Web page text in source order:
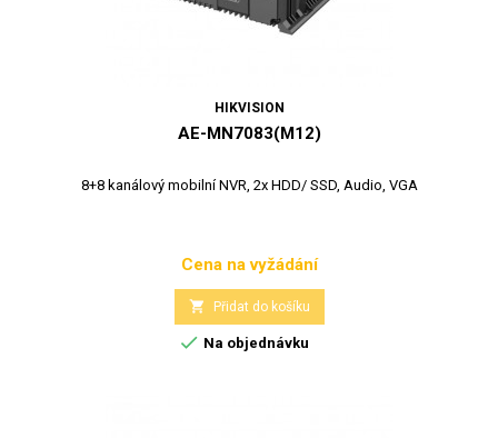
HIKVISION
AE-MN7083(M12)
8+8 kanálový mobilní NVR, 2x HDD/ SSD, Audio, VGA
Cena
Cena na vyžádání
 Přidat do košíku
 Na objednávku